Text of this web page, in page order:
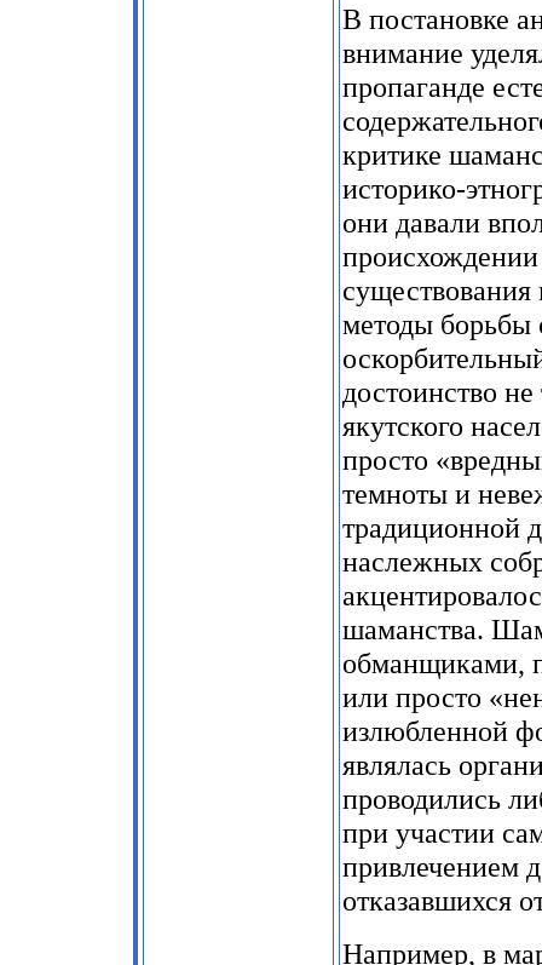
В постановке
внимание
пропаганде
критике
историко-
они давали
методы борьбы
достоинство
якутского
просто
темноты и
традиционной
наслежных
шаманства.
обманщиками,
или просто
излюбленной
являлась
проводились
при участии
привлечением
отказавшихся
Например, в